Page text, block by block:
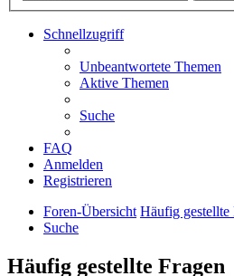
Schnellzugriff
Unbeantwortete Themen
Aktive Themen
Suche
FAQ
Anmelden
Registrieren
Foren-Übersicht Häufig gestellte
Suche
Häufig gestellte Fragen